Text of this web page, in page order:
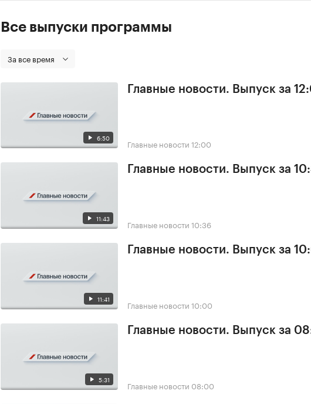
Все выпуски программы
За все время
6:50
Главные новости. Выпуск за
Главные новости 12:00
11:43
Главные новости. Выпуск за
Главные новости 10:36
11:41
Главные новости. Выпуск за
Главные новости 10:00
5:31
Главные новости. Выпуск за
Главные новости 08:00